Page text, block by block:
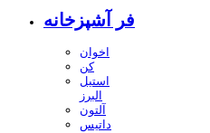
فر آشپزخانه
اخوان
کن
استیل
البرز
آلتون
داتیس